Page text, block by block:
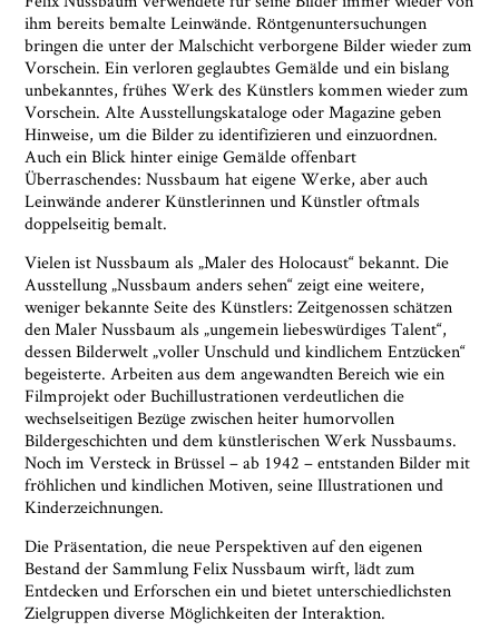
ihm bereits bemalte Leinwände. Röntgenuntersuchungen
bringen die unter der Malschicht verborgene Bilder wieder zum
Vorschein. Ein verloren geglaubtes Gemälde und ein bislang
unbekanntes, frühes Werk des Künstlers kommen wieder zum
Vorschein. Alte Ausstellungskataloge oder Magazine geben
Hinweise, um die Bilder zu identifizieren und einzuordnen.
Auch ein Blick hinter einige Gemälde offenbart
Überraschendes: Nussbaum hat eigene Werke, aber auch
Leinwände anderer Künstlerinnen und Künstler oftmals
doppelseitig bemalt.
Vielen ist Nussbaum als „Maler des Holocaust“ bekannt. Die
Ausstellung „Nussbaum anders sehen“ zeigt eine weitere,
weniger bekannte Seite des Künstlers: Zeitgenossen schätzen
den Maler Nussbaum als „ungemein liebeswürdiges Talent“,
dessen Bilderwelt „voller Unschuld und kindlichem Entzücken“
begeisterte. Arbeiten aus dem angewandten Bereich wie ein
Filmprojekt oder Buchillustrationen verdeutlichen die
wechselseitigen Bezüge zwischen heiter humorvollen
Bildergeschichten und dem künstlerischen Werk Nussbaums.
Noch im Versteck in Brüssel – ab 1942 – entstanden Bilder mit
fröhlichen und kindlichen Motiven, seine Illustrationen und
Kinderzeichnungen.
Die Präsentation, die neue Perspektiven auf den eigenen
Bestand der Sammlung Felix Nussbaum wirft, lädt zum
Entdecken und Erforschen ein und bietet unterschiedlichsten
Zielgruppen diverse Möglichkeiten der Interaktion.
Ja, ich bin damit einverstanden, dass das
angegebenen Informationen speichert, um mir den
Newsletter zusenden zu können. Ich kann diese
Zustimmung jederzeit widerrufen und die
Informationen aus den Systemen des
Museumsquartiers Osnabrück löschen lassen. Es
besteht ein Beschwerderecht bei einer
Aufsichtsbehörde für Datenschutz. Weitere
Informationen siehe:Datenschutz-Seite.*
* notwendige Angaben